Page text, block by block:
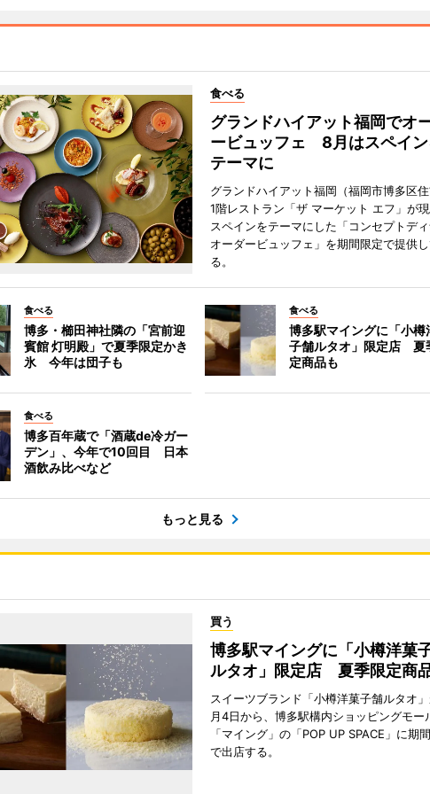
食べる
グランドハイアット福岡でオ
ービュッフェ 8月はスペイン
テーマに
グランドハイアット福岡（福岡市博多区住
1階レストラン「ザ マーケット エフ」が現
スペインをテーマにした「コンセプトデ
オーダービュッフェ」を期間限定で提供
る。
食べる
博多・櫛田神社隣の「宮前迎
賓館 灯明殿」で夏季限定かき
氷 今年は団子も
食べる
博多駅マイングに「小樽
子舗ルタオ」限定店 夏
定商品も
食べる
博多百年蔵で「酒蔵de冷ガー
デン」、今年で10回目 日本
酒飲み比べなど
もっと見る
買う
博多駅マイングに「小樽洋菓
ルタオ」限定店 夏季限定商
スイーツブランド「小樽洋菓子舗ルタオ
月4日から、博多駅構内ショッピングモー
「マイング」の「POP UP SPACE」に期
で出店する。